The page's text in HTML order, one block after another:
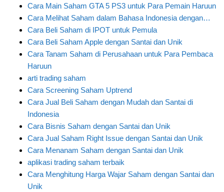
Cara Main Saham GTA 5 PS3 untuk Para Pemain Haruun
Cara Melihat Saham dalam Bahasa Indonesia dengan…
Cara Beli Saham di IPOT untuk Pemula
Cara Beli Saham Apple dengan Santai dan Unik
Cara Tanam Saham di Perusahaan untuk Para Pembaca
Haruun
arti trading saham
Cara Screening Saham Uptrend
Cara Jual Beli Saham dengan Mudah dan Santai di
Indonesia
Cara Bisnis Saham dengan Santai dan Unik
Cara Jual Saham Right Issue dengan Santai dan Unik
Cara Menanam Saham dengan Santai dan Unik
aplikasi trading saham terbaik
Cara Menghitung Harga Wajar Saham dengan Santai dan
Unik